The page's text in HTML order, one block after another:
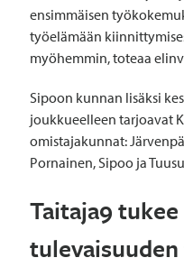
ensimmäisen
työelämään
myöhemmin, toteaa
Sipoon kunnan lisäksi
joukkueelleen tarjoavat
omistajakunnat:
Pornainen, Sipoo ja
Taitaja9